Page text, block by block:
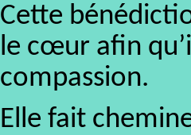
Cette
le cœur afin
compassion.
Elle fait